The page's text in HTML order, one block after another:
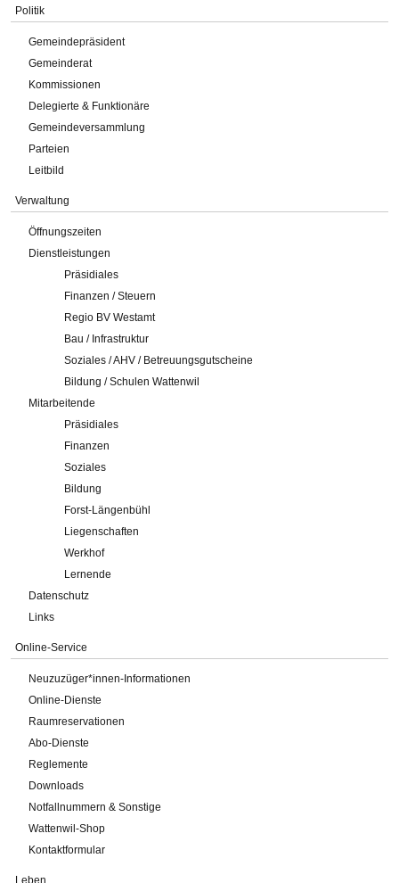
Politik
Gemeindepräsident
Gemeinderat
Kommissionen
Delegierte & Funktionäre
Gemeindeversammlung
Parteien
Leitbild
Verwaltung
Öffnungszeiten
Dienstleistungen
Präsidiales
Finanzen / Steuern
Regio BV Westamt
Bau / Infrastruktur
Soziales / AHV / Betreuungsgutscheine
Bildung / Schulen Wattenwil
Mitarbeitende
Präsidiales
Finanzen
Soziales
Bildung
Forst-Längenbühl
Liegenschaften
Werkhof
Lernende
Datenschutz
Links
Online-Service
Neuzuzüger*innen-Informationen
Online-Dienste
Raumreservationen
Abo-Dienste
Reglemente
Downloads
Notfallnummern & Sonstige
Wattenwil-Shop
Kontaktformular
Leben